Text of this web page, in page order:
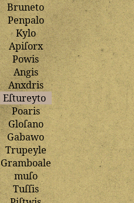
Bruneto
Penpalo
Kylo
Apiſorx
Powis
Angis
Anxdris
Eſtureyto
Poaris
Gloſano
Gabawo
Trupeyle
Gramboale
muſo
Tuſſis